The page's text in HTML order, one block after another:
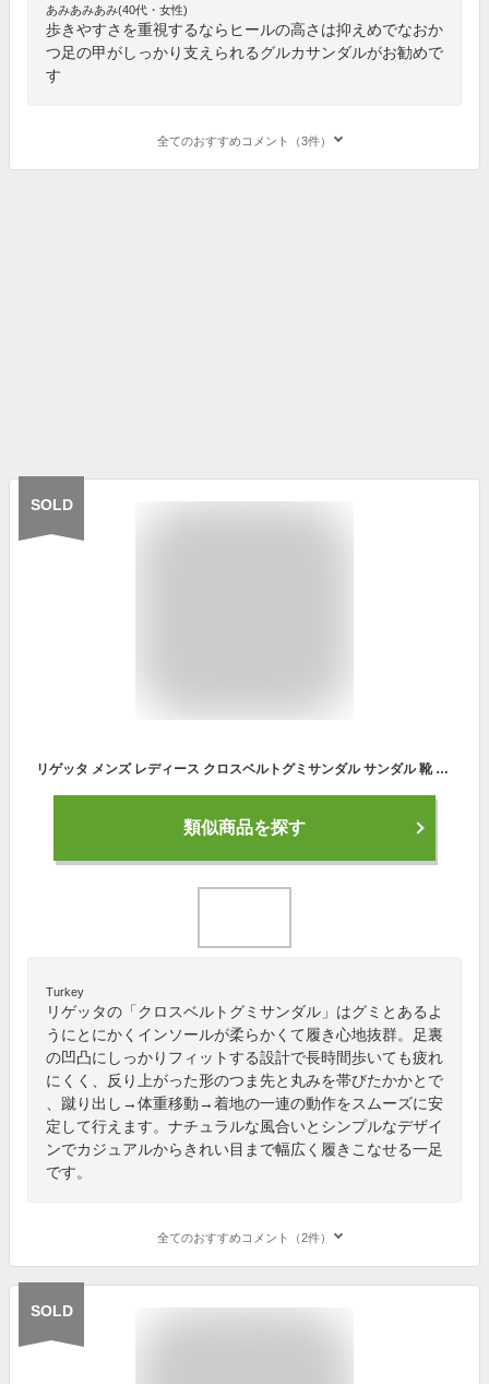
あみあみあみ(40代・女性)
歩きやすさを重視するならヒールの高さは抑えめでなおか
つ足の甲がしっかり支えられるグルカサンダルがお勧めで
す
全てのおすすめコメント（3件）
SOLD
リゲッタ メンズ レディース クロスベルトグミサンダル サンダル 靴 シューズ コンフォート 日本製 送料無料 RegetA R275
類似商品を探す
Turkey
リゲッタの「クロスベルトグミサンダル」はグミとあるよ
うにとにかくインソールが柔らかくて履き心地抜群。足裏
の凹凸にしっかりフィットする設計で長時間歩いても疲れ
にくく、反り上がった形のつま先と丸みを帯びたかかとで
、蹴り出し→体重移動→着地の一連の動作をスムーズに安
定して行えます。ナチュラルな風合いとシンプルなデザイ
ンでカジュアルからきれい目まで幅広く履きこなせる一足
です。
全てのおすすめコメント（2件）
SOLD